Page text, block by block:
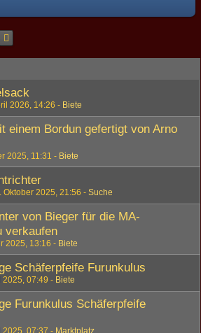
2026, 14:26 Biete
einem Bordun gefertigt von Arno
2025, 11:31 Biete
Oktober 2025, 21:56 Suche
von Bieger für die MA-
verkaufen
2025, 13:16 Biete
Schäferpfeife Furunkulus
2025, 07:49 Biete
Furunkulus Schäferpfeife
2025, 07:37 Marktplatz